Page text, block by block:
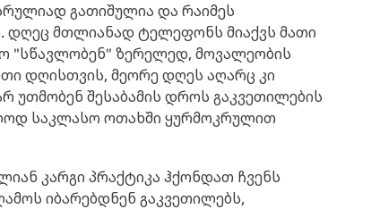
გათიშულია და რაიმეს
დღეც მთლიანად ტელეფონს მიაქვს მათი
"სწავლობენ" ზერელედ, მოვალეობის
დღისთვის, მეორე დღეს აღარც კი
უთმობენ შესაბამის დროს გაკვეთილების
საკლასო ოთახში ყურმოკრულით
კარგი პრაქტიკა ჰქონდათ ჩვენს
იბარებდნენ გაკვეთილებს,